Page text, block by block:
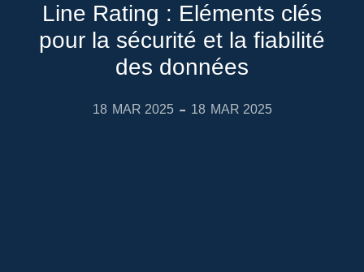
Line Rating : Eléments clés
pour la sécurité et la fiabilité
des données
18 MAR 2025 - 18 MAR 2025